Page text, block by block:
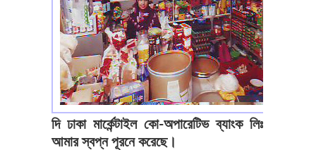
দি ঢাকা মার্কেন্টাইল কো-অপারেটিভ ব্যাংক লিঃ
আমার স্বপ্ন পূরনে করেছে।